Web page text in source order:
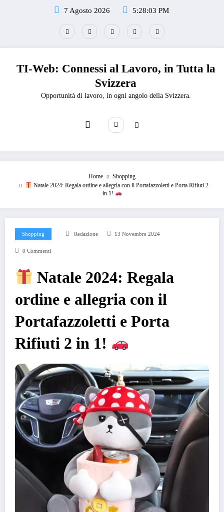
7 Agosto 2026 5:28:04 PM
TI-Web: Connessi al Lavoro, in Tutta la
Svizzera
Opportunità di lavoro, in ogni angolo della Svizzera.
Home
Shopping
Natale 2024: Regala ordine e allegria con il Portafazzoletti e Porta Rifiuti 2
in 1!
Shopping Redazione 13 Novembre 2024
0 Commenti
Natale 2024: Regala
ordine e allegria con il
Portafazzoletti e Porta
Rifiuti 2 in 1!